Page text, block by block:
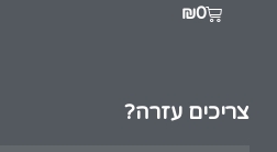
₪0
צריכים עזרה?